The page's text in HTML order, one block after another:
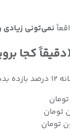
نمی‌تونی
کجا